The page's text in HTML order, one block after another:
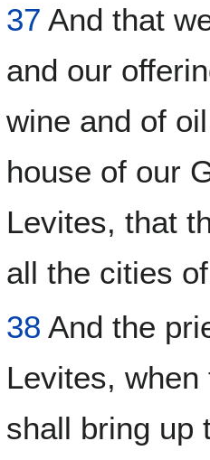
37 And that
and our
wine and of
house of our
Levites, that
all the cities
38 And the
Levites,
shall bring up